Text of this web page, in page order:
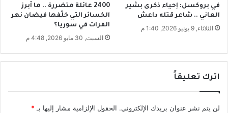
ك
أ
س
ب
؟
في بروكسل: إحياء ذكرى بشير
العاني .. شاعر قتله داعش
الثلاثاء, 9 يونيو 2026, 1:40 م
2400 عائلة متضررة .. ما أبرز
الخسائر التي خلّفها فيضان نهر
الفرات في سوريا؟
السبت, 30 مايو 2026, 4:48 م
اترك تعليقاً
لن يتم نشر عنوان بريدك الإلكتروني. الحقول الإلزامية مشار إليها بـ *